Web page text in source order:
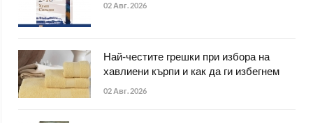
02 Авг. 2026
Най-честите грешки при избора на
хавлиени кърпи и как да ги избегнем
02 Авг. 2026